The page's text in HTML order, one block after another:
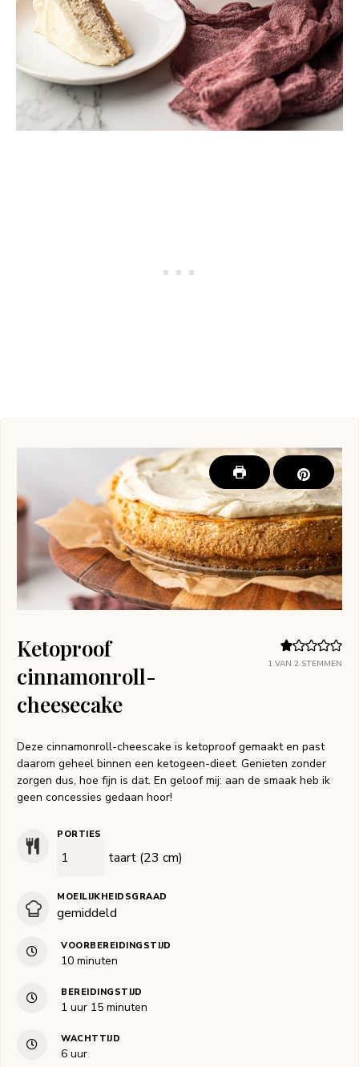
1 VAN 2 STEMMEN
Ketoproof
cinnamonroll-
cheesecake
Deze cinnamonroll-cheescake is ketoproof gemaakt en past
daarom geheel binnen een ketogeen-dieet. Genieten zonder
zorgen dus, hoe fijn is dat. En geloof mij: aan de smaak heb ik
geen concessies gedaan hoor!
PORTIES
taart (23 cm)
MOEILIJKHEIDSGRAAD
gemiddeld
VOORBEREIDINGSTIJD
10minuten
minuten
BEREIDINGSTIJD
1 uur
uur 15minuten
minuten
WACHTTIJD
6uur
uur